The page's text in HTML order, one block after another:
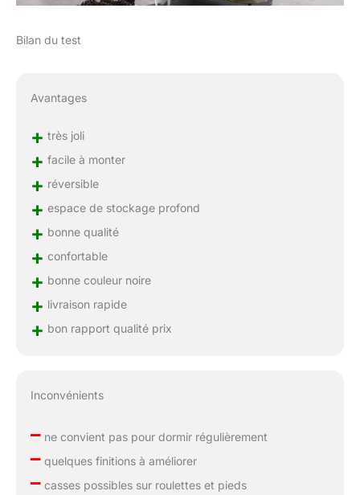
Bilan du test
Avantages
+ très joli
+ facile à monter
+ réversible
+ espace de stockage profond
+ bonne qualité
+ confortable
+ bonne couleur noire
+ livraison rapide
+ bon rapport qualité prix
Inconvénients
–ne convient pas pour dormir régulièrement
–quelques finitions à améliorer
–casses possibles sur roulettes et pieds